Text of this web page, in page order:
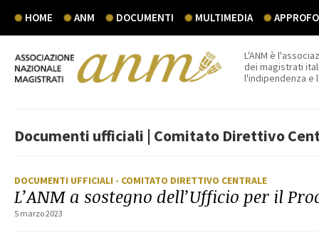
HOME ANM DOCUMENTI MULTIMEDIA
L'ANM è
dei magistrati
l'indipendenza e
Documenti ufficiali | Comitato Direttivo
DOCUMENTI UFFICIALI - COMITATO DIRETTIVO CENTRALE
L’ANM a sostegno dell’Ufficio per il
5 marzo 2023